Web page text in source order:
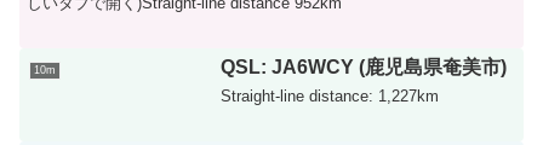
10m QSL: JA6WCY (鹿児島県奄美市)
Straight-line distance: 1,227km